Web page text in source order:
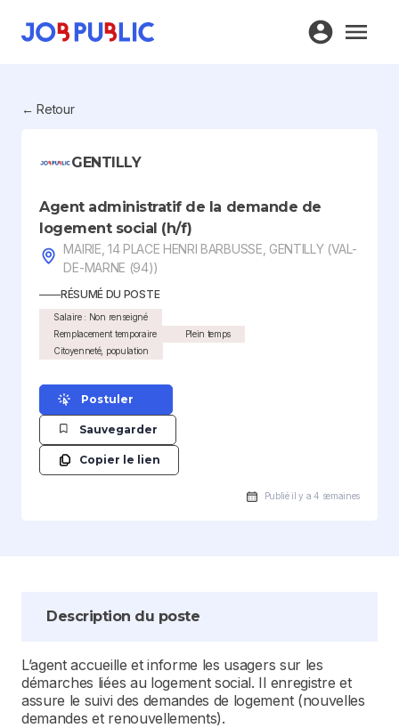
← Retour
GENTILLY
Agent administratif de la demande de
logement social (h/f)
MAIRIE, 14 PLACE HENRI BARBUSSE, GENTILLY (VAL-
DE-MARNE (94))
RÉSUMÉ DU POSTE
Salaire : Non renseigné
Remplacement temporaire
Plein temps
Citoyenneté, population
Postuler
Sauvegarder
Copier le lien
Publié il y a 4 semaines
Description du poste
L’agent accueille et informe les usagers sur les
démarches liées au logement social. Il enregistre et
assure le suivi des demandes de logement (nouvelles
demandes et renouvellements).